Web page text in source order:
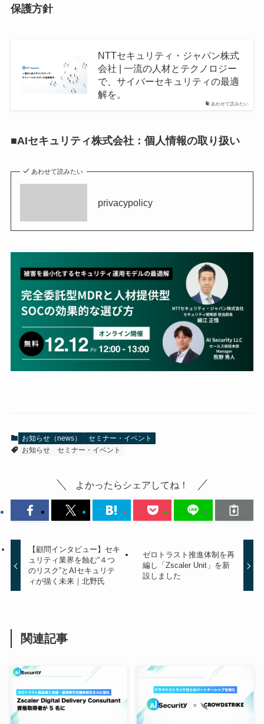
保護方針
あわせて読みたい
NTTセキュリティ・ジャパン株式
会社 | 一流の人材とテクノロジー
で、サイバーセキュリティの最適
解を。
■AIセキュリティ株式会社：個人情報の取り扱い
あわせて読みたい
privacypolicy
お知らせ（news）
セミナー・イベント
お知らせ
セミナー・イベント
よかったらシェアしてね！
【顧問インタビュー】セキ
ュリティ業界を蝕む“４つ
のリスク”とAIセキュリテ
ィが描く未来｜北野氏
ゼロトラスト推進体制を再
編し「Zscaler Unit」を新
設しました
関連記事